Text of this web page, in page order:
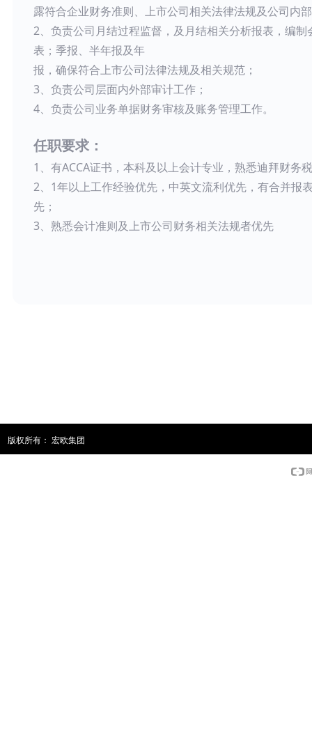
露符合企业财务准则、上市公司相关法律法规及公司内
2、负责公司月结过程监督，及月结相关分析报表，编制
表；季报、半年报及年
报，确保符合上市公司法律法规及相关规范；
3、负责公司层面内外部审计工作；
4、负责公司业务单据财务审核及账务管理工作。
任职要求：
1、有ACCA证书，本科及以上会计专业，熟悉迪拜财务
2、1年以上工作经验优先，中英文流利优先，有合并报
先；
3、熟悉会计准则及上市公司财务相关法规者优先
版权所有： 宏欧集团